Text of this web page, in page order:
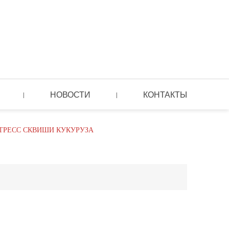
| НОВОСТИ | КОНТАКТЫ
СКВИШИ КУКУРУЗА